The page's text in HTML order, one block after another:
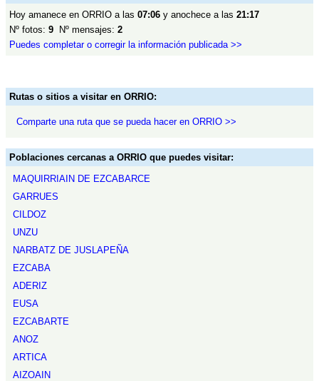
Hoy amanece en ORRIO a las 07:06 y anochece a las 21:17
Nº fotos: 9 Nº mensajes: 2
Puedes completar o corregir la información publicada >>
Rutas o sitios a visitar en ORRIO:
Comparte una ruta que se pueda hacer en ORRIO >>
Poblaciones cercanas a ORRIO que puedes visitar:
MAQUIRRIAIN DE EZCABARCE
GARRUES
CILDOZ
UNZU
NARBATZ DE JUSLAPEÑA
EZCABA
ADERIZ
EUSA
EZCABARTE
ANOZ
ARTICA
AIZOAIN